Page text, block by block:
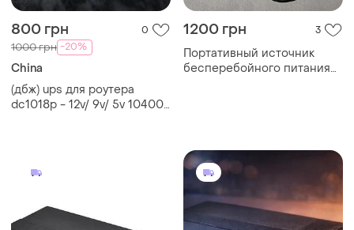
800 грн 0
1000 грн -20%
China
(дбж) ups для роутера
dc1018p - 12v/ 9v/ 5v 10400
1200 грн 3
Портативный источник
бесперебойного питания